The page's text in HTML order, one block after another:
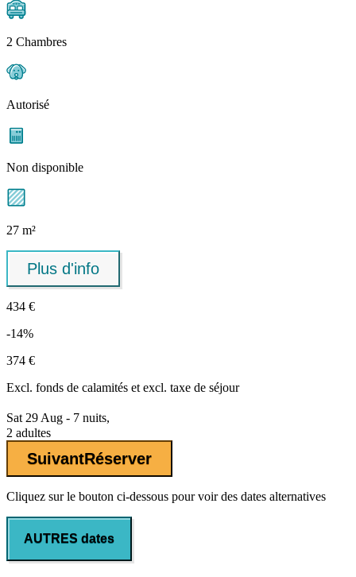
2 Chambres
Autorisé
Non disponible
27 m²
Plus d'info
434 €
-14%
374 €
Excl. fonds de calamités et excl. taxe de séjour
Sat 29 Aug - 7 nuits,
2 adultes
SuivantRéserver
Cliquez sur le bouton ci-dessous pour voir des dates alternatives
AUTRES dates